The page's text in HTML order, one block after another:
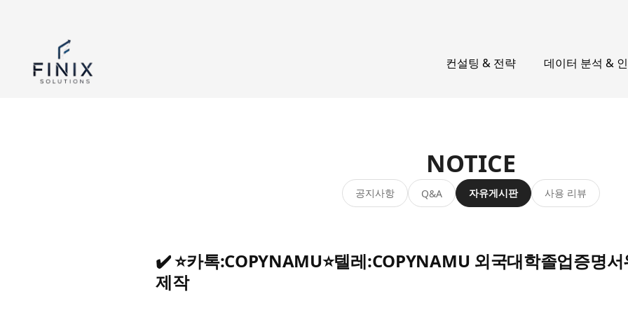
컨설팅 & 전략 데이터 분석 &
NOTICE
공지사항 Q&A 자유게시판 사용 리뷰
✔️ ⭐카톡:COPYNAMU⭐텔레:COPYNAMU 외국대학졸업증명
제작